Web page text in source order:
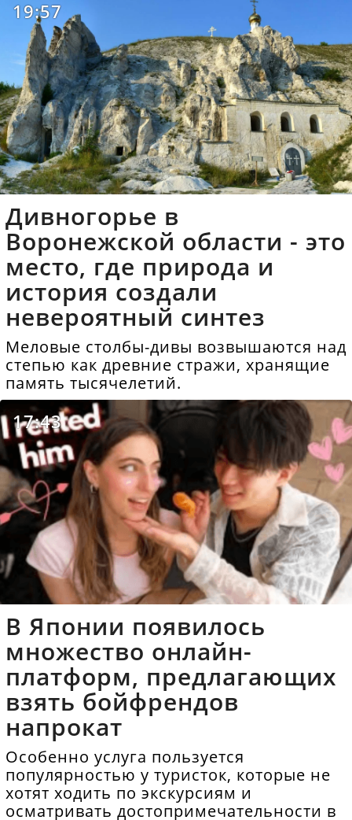
19:57
Дивногорье в
Воронежской области - это
место, где природа и
история создали
невероятный синтез
Меловые столбы-дивы возвышаются над
степью как древние стражи, хранящие
память тысячелетий.
17:43
В Японии появилось
множество онлайн-
платформ, предлагающих
взять бойфрендов
напрокат
Особенно услуга пользуется
популярностью у туристок, которые не
хотят ходить по экскурсиям и
осматривать достопримечательности в